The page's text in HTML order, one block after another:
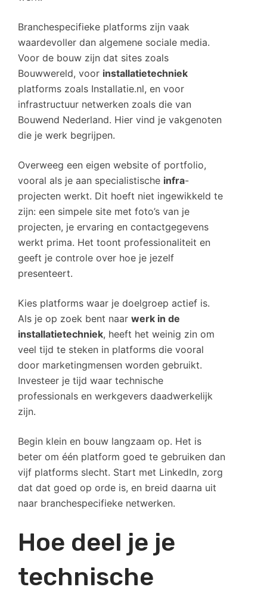
Branchespecifieke platforms zijn vaak
waardevoller dan algemene sociale media.
Voor de bouw zijn dat sites zoals
Bouwwereld, voor installatietechniek
platforms zoals Installatie.nl, en voor
infrastructuur netwerken zoals die van
Bouwend Nederland. Hier vind je vakgenoten
die je werk begrijpen.
Overweeg een eigen website of portfolio,
vooral als je aan specialistische infra-
projecten werkt. Dit hoeft niet ingewikkeld te
zijn: een simpele site met foto’s van je
projecten, je ervaring en contactgegevens
werkt prima. Het toont professionaliteit en
geeft je controle over hoe je jezelf
presenteert.
Kies platforms waar je doelgroep actief is.
Als je op zoek bent naar werk in de
installatietechniek, heeft het weinig zin om
veel tijd te steken in platforms die vooral
door marketingmensen worden gebruikt.
Investeer je tijd waar technische
professionals en werkgevers daadwerkelijk
zijn.
Begin klein en bouw langzaam op. Het is
beter om één platform goed te gebruiken dan
vijf platforms slecht. Start met LinkedIn, zorg
dat dat goed op orde is, en breid daarna uit
naar branchespecifieke netwerken.
Hoe deel je je
technische